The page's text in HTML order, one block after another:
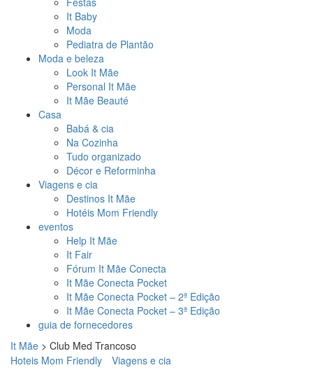
It Baby
Moda
Pediatra de Plantão
Moda e beleza
Look It Mãe
Personal It Mãe
It Mãe Beauté
Casa
Babá & cia
Na Cozinha
Tudo organizado
Décor e Reforminha
Viagens e cia
Destinos It Mãe
Hotéis Mom Friendly
eventos
Help It Mãe
It Fair
Fórum It Mãe Conecta
It Mãe Conecta Pocket
It Mãe Conecta Pocket – 2ª Edição
It Mãe Conecta Pocket – 3ª Edição
guia de fornecedores
It Mãe > Club Med Trancoso
Hoteis Mom Friendly
Viagens e cia